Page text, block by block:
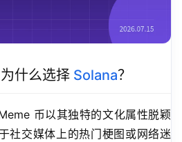
什么选择 Solana？
币以其独特的文化属性脱颖
社交媒体上的热门梗图或网络迷